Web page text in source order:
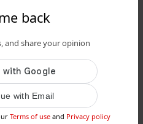
back
and share your opinion
with Email
Terms of use and Privacy policy